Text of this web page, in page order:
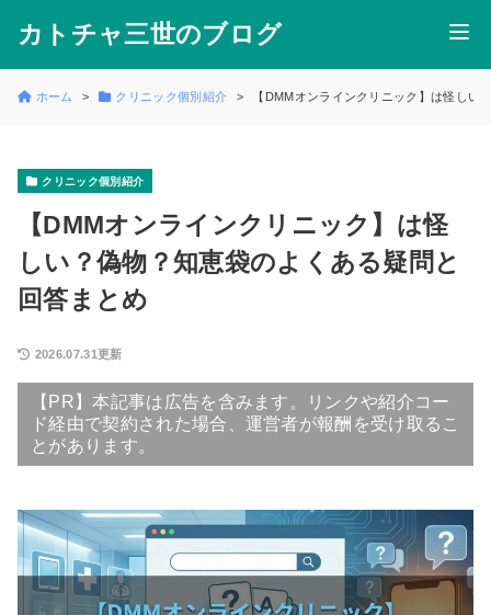
カトチャ三世のブログ
ホーム クリニック個別紹介 【DMMオンラインクリニック】は怪し
クリニック個別紹介
【DMMオンラインクリニック】は怪
しい？偽物？知恵袋のよくある疑問と
回答まとめ
2026.07.31更新
【PR】本記事は広告を含みます。リンクや紹介コー
ド経由で契約された場合、運営者が報酬を受け取るこ
とがあります。